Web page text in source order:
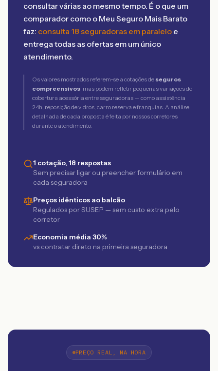
consultar várias ao mesmo tempo. É o que um
comparador como o Meu Seguro Mais Barato
faz: consulta 18 seguradoras em paralelo e
entrega todas as ofertas em um único
atendimento.
Os valores mostrados referem-se a cotações de seguros
compreensivos, mas podem refletir pequenas variações de
cobertura acessória entre seguradoras — como assistência
24h, reposição de vidros, carro reserva e franquias. A análise
detalhada de cada proposta é feita por nossos corretores
durante o atendimento.
1 cotação, 18 respostas
Sem precisar ligar ou preencher formulário em
cada seguradora
Preços idênticos ao balcão
Regulados por SUSEP — sem custo extra pelo
corretor
Economia média 30%
vs contratar direto na primeira seguradora
PREÇO REAL, NA HORA